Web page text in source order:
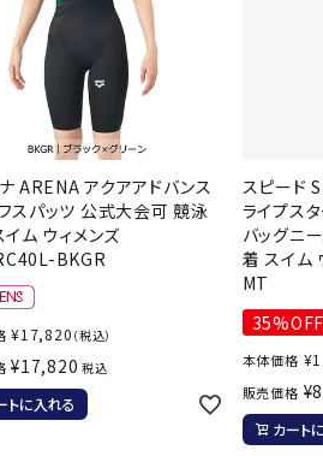
スイム・競泳
競泳水着・練習水着
フィットネス水着
スクール水着
スイムキャップ
ゴーグル
その他アクセサリー
マリンスポーツ
NIKE
phiten
ARENA アクアアドバンス
スパッツ 公式大会可 競泳
ム ウィメンズ
BKGR
¥17,820 （税込）
¥17,820 税込
トに入れる
スピード
ライプス
バッグニ
着 スイム
MT
35%OFF
本体価格 ¥
販売価格 ¥
カート